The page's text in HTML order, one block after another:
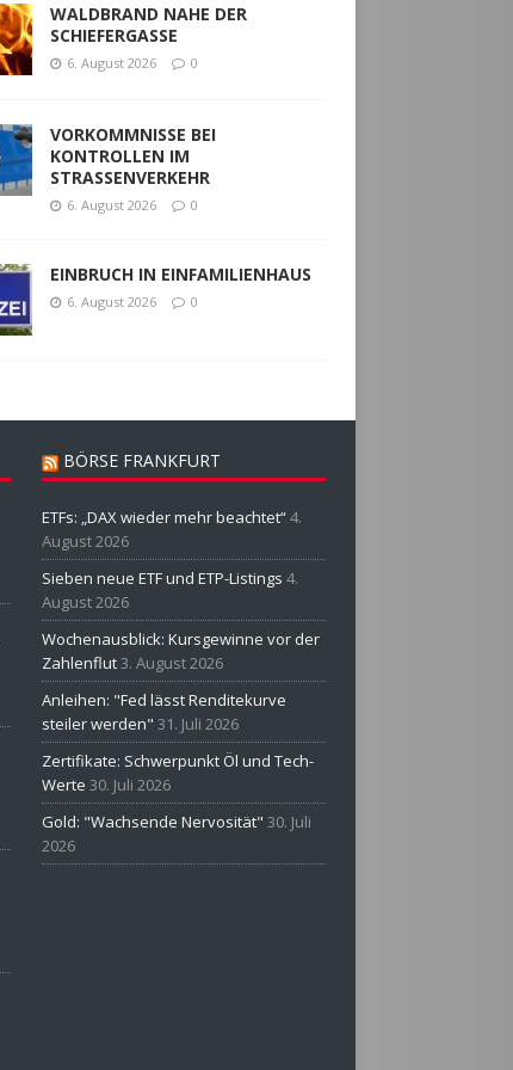
WALDBRAND NAHE DER
SCHIEFERGASSE
6. August 2026 0
VORKOMMNISSE BEI
KONTROLLEN IM
STRASSENVERKEHR
6. August 2026 0
EINBRUCH IN EINFAMILIENHAUS
6. August 2026 0
BÖRSE FRANKFURT
ETFs: „DAX wieder mehr beachtet“4.
August 2026
Sieben neue ETF und ETP-Listings 4.
August 2026
Wochenausblick: Kursgewinne vor der
Zahlenflut3. August 2026
Anleihen: "Fed lässt Renditekurve
steiler werden" 31. Juli 2026
Zertifikate: Schwerpunkt Öl und Tech-
Werte 30. Juli 2026
Gold: "Wachsende Nervosität" 30. Juli
2026